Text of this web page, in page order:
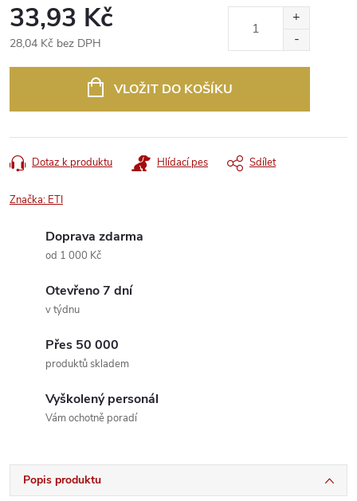
33,93 Kč
28,04 Kč bez DPH
VLOŽIT DO KOŠÍKU
Dotaz k produktu Hlídací pes Sdílet
Značka: ETI
Doprava zdarma
od 1 000 Kč
Otevřeno 7 dní
v týdnu
Přes 50 000
produktů skladem
Vyškolený personál
Vám ochotně poradí
Popis produktu